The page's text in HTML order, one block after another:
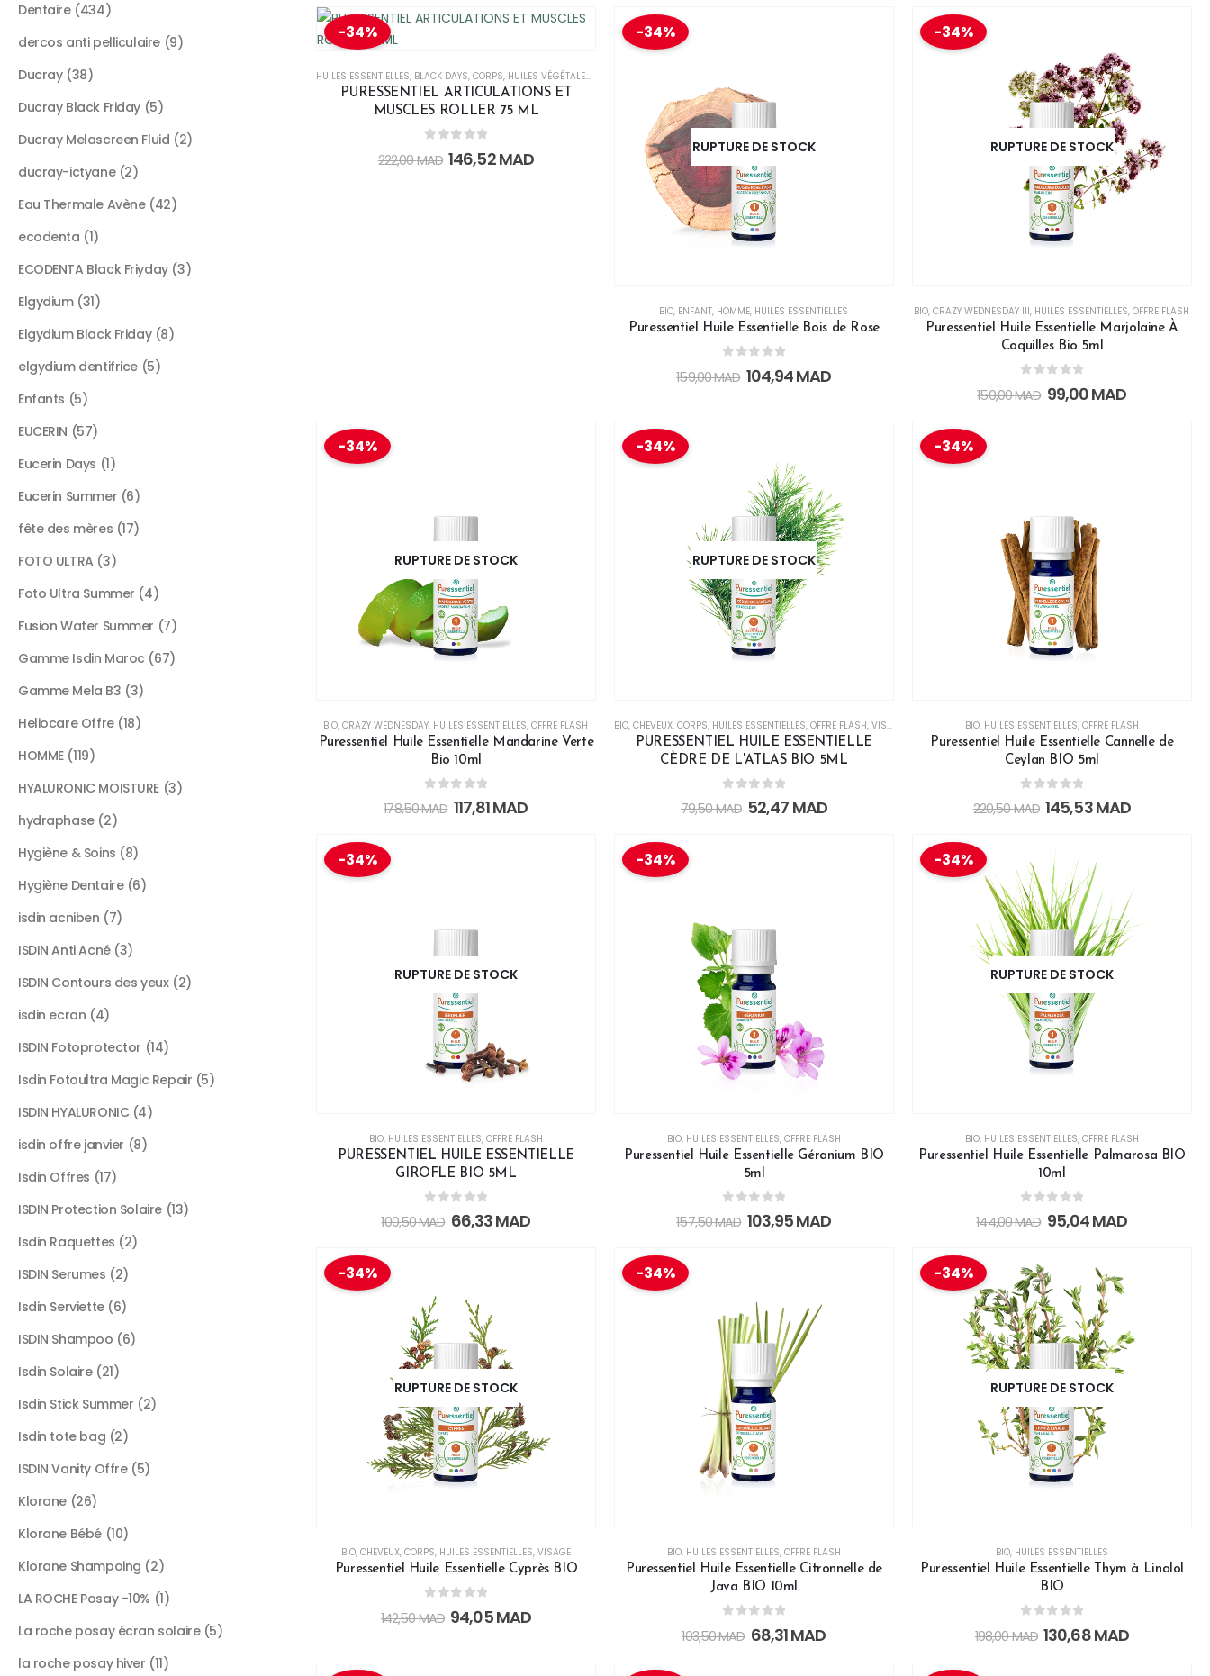
-34%
HUILES ESSENTIELLES, BLACK DAYS, CORPS, HUILES VÉGÉTALES
PURESSENTIEL ARTICULATIONS ET
MUSCLES ROLLER 75 ML
out of 5
222,00MAD 146,52MAD
-34%
RUPTURE DE STOCK
BIO, ENFANT, HOMME, HUILES ESSENTIELLES
Puressentiel Huile Essentielle Bois de Rose
out of 5
159,00MAD 104,94MAD
-34%
RUPTURE DE STOCK
BIO,CRAZY WEDNESDAY III, HUILES ESSENTIELLES,OFFRE FLASH
Puressentiel Huile Essentielle Marjolaine À
Coquilles Bio 5ml
out of 5
150,00MAD 99,00MAD
-34%
RUPTURE DE STOCK
BIO,CRAZY WEDNESDAY, HUILES ESSENTIELLES,OFFRE FLASH
Puressentiel Huile Essentielle Mandarine Verte
Bio 10ml
out of 5
178,50MAD 117,81MAD
-34%
RUPTURE DE STOCK
BIO, CHEVEUX, CORPS, HUILES ESSENTIELLES, OFFRE FLASH, VISAGE
PURESSENTIEL HUILE ESSENTIELLE
CÈDRE DE L'ATLAS BIO 5ML
out of 5
79,50MAD 52,47 MAD
-34%
BIO, HUILES ESSENTIELLES, OFFRE FLASH
Puressentiel Huile Essentielle Cannelle de
Ceylan BIO 5ml
out of 5
220,50MAD 145,53MAD
-34%
RUPTURE DE STOCK
BIO, HUILES ESSENTIELLES, OFFRE FLASH
PURESSENTIEL HUILE ESSENTIELLE
GIROFLE BIO 5ML
out of 5
100,50MAD 66,33MAD
-34%
BIO, HUILES ESSENTIELLES, OFFRE FLASH
Puressentiel Huile Essentielle Géranium BIO
5ml
out of 5
157,50MAD 103,95MAD
-34%
RUPTURE DE STOCK
BIO, HUILES ESSENTIELLES, OFFRE FLASH
Puressentiel Huile Essentielle Palmarosa BIO
10ml
out of 5
144,00MAD 95,04MAD
-34%
RUPTURE DE STOCK
BIO, CHEVEUX, CORPS, HUILES ESSENTIELLES, VISAGE
Puressentiel Huile Essentielle Cyprès BIO
out of 5
142,50MAD 94,05MAD
-34%
BIO, HUILES ESSENTIELLES, OFFRE FLASH
Puressentiel Huile Essentielle Citronnelle de
Java BIO 10ml
out of 5
103,50MAD 68,31MAD
-34%
RUPTURE DE STOCK
BIO, HUILES ESSENTIELLES
Puressentiel Huile Essentielle Thym à Linalol
BIO
out of 5
198,00MAD 130,68MAD
Dentaire 434
dercos anti pelliculaire 9
Ducray 38
Ducray Black Friday 5
Ducray Melascreen Fluid 2
ducray-ictyane 2
Eau Thermale Avène 42
ecodenta 1
ECODENTA Black Friyday 3
Elgydium 31
Elgydium Black Friday 8
elgydium dentifrice 5
Enfants 5
EUCERIN 57
Eucerin Days 1
Eucerin Summer 6
fête des mères 17
FOTO ULTRA 3
Foto Ultra Summer 4
Fusion Water Summer 7
Gamme Isdin Maroc 67
Gamme Mela B3 3
Heliocare Offre 18
HOMME 119
HYALURONIC MOISTURE 3
hydraphase 2
Hygiène & Soins 8
Hygiène Dentaire 6
isdin acniben 7
ISDIN Anti Acné 3
ISDIN Contours des yeux 2
isdin ecran 4
ISDIN Fotoprotector 14
Isdin Fotoultra Magic Repair 5
ISDIN HYALURONIC 4
isdin offre janvier 8
Isdin Offres 17
ISDIN Protection Solaire 13
Isdin Raquettes 2
ISDIN Serumes 2
Isdin Serviette 6
ISDIN Shampoo 6
Isdin Solaire 21
Isdin Stick Summer 2
Isdin tote bag 2
ISDIN Vanity Offre 5
Klorane 26
Klorane Bébé 10
Klorane Shampoing 2
LA ROCHE Posay -10% 1
La roche posay écran solaire 5
la roche posay hiver 11